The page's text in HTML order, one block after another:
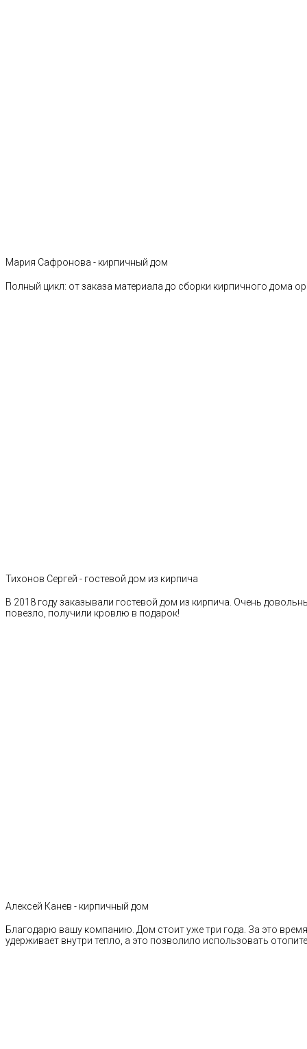
Мария Сафронова - кирпичный дом
Полный цикл: от заказа материала до сборки кирпичного дома
Тихонов Сергей - гостевой дом из кирпича
В 2018 году заказывали гостевой дом из кирпича. Очень
повезло, получили кровлю в подарок!
Алексей Канев - кирпичный дом
Благодарю вашу компанию. Дом стоит уже три года. За это
удерживает внутри тепло, а это позволило использовать